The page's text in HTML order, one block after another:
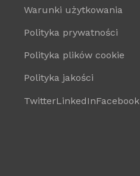
Warunki użytkowania
Polityka prywatności
Polityka plików cookie
Polityka jakości
TwitterLinkedInFacebook